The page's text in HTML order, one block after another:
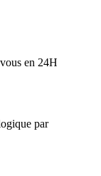
en 24H
par